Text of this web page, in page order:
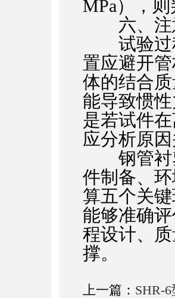
MPa），
六、注
试验过程
置应避开
体的结合
能导致惯
是若试件
应分析原
钢管衬塑
件制备、
算五个关
能够准确
程设计、
撑。
上一篇： SHR-